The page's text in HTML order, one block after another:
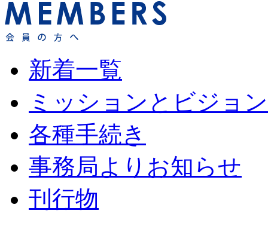
新着一覧
ミッションとビジョン
各種手続き
事務局よりお知らせ
刊行物